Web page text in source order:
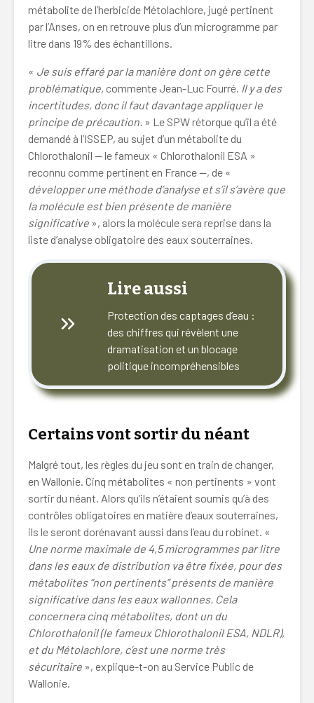
métabolite de l’herbicide Métolachlore, jugé pertinent
par l’Anses, on en retrouve plus d’un microgramme par
litre dans 19% des échantillons.
« Je suis effaré par la manière dont on gère cette
problématique, commente Jean-Luc Fourré. Il y a des
incertitudes, donc il faut davantage appliquer le
principe de précaution. » Le SPW rétorque qu’il a été
demandé à l’ISSEP, au sujet d’un métabolite du
Chlorothalonil — le fameux « Chlorothalonil ESA »
reconnu comme pertinent en France —, de «
développer une méthode d’analyse et s’il s’avère que
la molécule est bien présente de manière
significative », alors la molécule sera reprise dans la
liste d’analyse obligatoire des eaux souterraines.
Lire aussi
Protection des captages d’eau :
des chiffres qui révèlent une
dramatisation et un blocage
politique incompréhensibles
Certains vont sortir du néant
Malgré tout, les règles du jeu sont en train de changer,
en Wallonie. Cinq métabolites « non pertinents » vont
sortir du néant. Alors qu’ils n’étaient soumis qu’à des
contrôles obligatoires en matière d’eaux souterraines,
ils le seront dorénavant aussi dans l’eau du robinet. «
Une norme maximale de 4,5 microgrammes par litre
dans les eaux de distribution va être fixée, pour des
métabolites “non pertinents” présents de manière
significative dans les eaux wallonnes. Cela
concernera cinq métabolites, dont un du
Chlorothalonil (le fameux Chlorothalonil ESA, NDLR),
et du Métolachlore, c’est une norme très
sécuritaire », explique-t-on au Service Public de
Wallonie.